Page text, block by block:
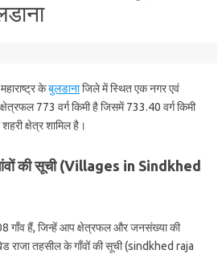
केबुलडानाजिले में स्थित एक नगर एवं
773 वर्ग किमी है जिसमें 733.40 वर्ग किमी
क्षेत्र शामिल है।
की सूची (Villages in Sindkhed
गाँव हैं, जिन्हें आप क्षेत्रफल और जनसंख्या की
राजा तहसील के गाँवों की सूची (sindkhed raja